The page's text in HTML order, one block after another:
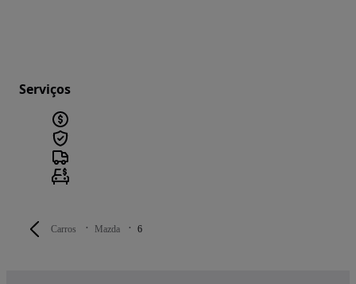
Carros Mazda 6
Serviços